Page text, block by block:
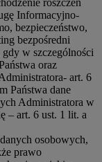
Informacyjno-
bezpieczeństwo,
bezpośredni
w szczególności
oraz
art. 6
Państwa dane
Administratora w
– art. 6 ust. 1 lit. a
osobowych,
prawo